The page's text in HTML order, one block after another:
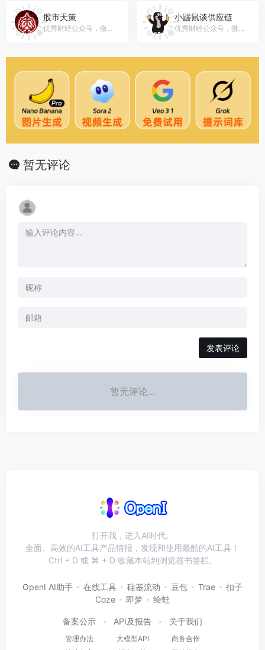
股市天策
优秀财经公众号，微信号：gushitiance
小鼹鼠谈供应链
优秀财经公众号，微信号：gh_cf04a5150c8b
暂无评论
发表评论
暂无评论...
打开我，进入AI时代。
全面、高效的AI工具产品情报，发现和使用最酷的AI工具！
Ctrl + D 或 ⌘ + D 收藏本站到浏览器书签栏。
OpenI AI助手 在线工具 硅基流动 豆包 Trae
扣子
Coze
即梦 绘蛙
备案公示
管理办法
API及报告
大模型API
关于我们
商务合作